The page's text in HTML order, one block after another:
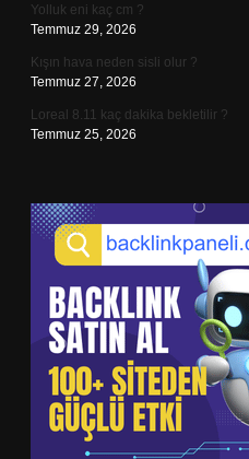
Yolluk eni kaç cm ?
Temmuz 29, 2026
Kışın hava neden sisli olur ?
Temmuz 27, 2026
Loreal 8.11 kaç dakika bekletilir ?
Temmuz 25, 2026